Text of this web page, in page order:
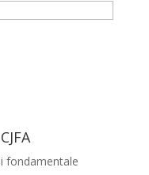
fondamentale